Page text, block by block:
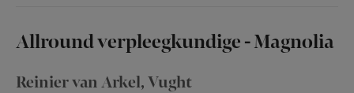
Allround verpleegkundige - Magnolia
Reinier van Arkel, Vught